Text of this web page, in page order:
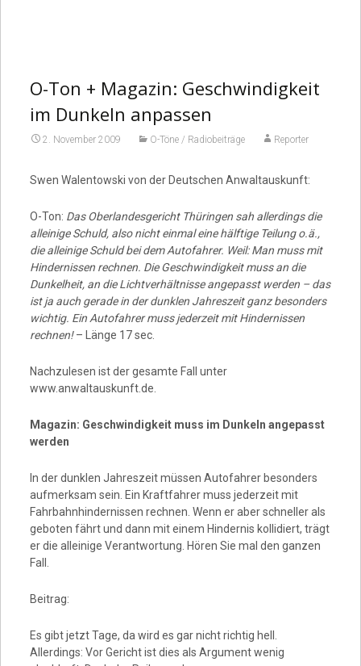
O-Ton + Magazin: Geschwindigkeit
im Dunkeln anpassen
2. November 2009 O-Töne / Radiobeiträge Reporter
Swen Walentowski von der Deutschen Anwaltauskunft:
O-Ton: Das Oberlandesgericht Thüringen sah allerdings die
alleinige Schuld, also nicht einmal eine hälftige Teilung o.ä.,
die alleinige Schuld bei dem Autofahrer. Weil: Man muss mit
Hindernissen rechnen. Die Geschwindigkeit muss an die
Dunkelheit, an die Lichtverhältnisse angepasst werden – das
ist ja auch gerade in der dunklen Jahreszeit ganz besonders
wichtig. Ein Autofahrer muss jederzeit mit Hindernissen
rechnen!– Länge 17 sec.
Nachzulesen ist der gesamte Fall unter
www.anwaltauskunft.de.
Magazin: Geschwindigkeit muss im Dunkeln angepasst
werden
In der dunklen Jahreszeit müssen Autofahrer besonders
aufmerksam sein. Ein Kraftfahrer muss jederzeit mit
Fahrbahnhindernissen rechnen. Wenn er aber schneller als
geboten fährt und dann mit einem Hindernis kollidiert, trägt
er die alleinige Verantwortung. Hören Sie mal den ganzen
Fall.
Beitrag:
Es gibt jetzt Tage, da wird es gar nicht richtig hell.
Allerdings: Vor Gericht ist dies als Argument wenig